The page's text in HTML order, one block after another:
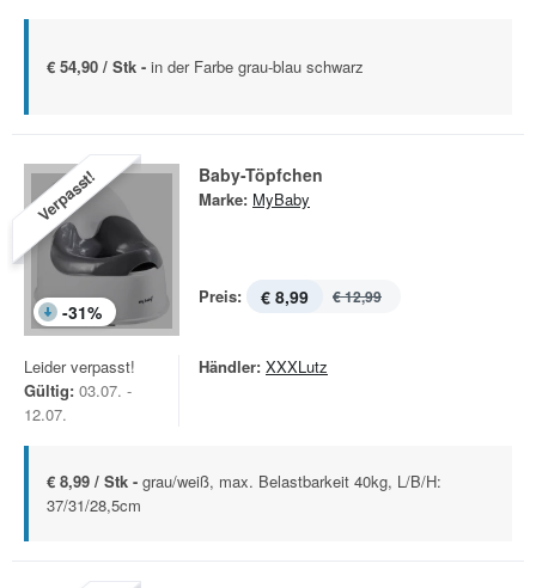
€ 54,90 / Stk - in der Farbe grau-blau schwarz
Verpasst!
-31%
Baby-Töpfchen
Marke: MyBaby
Preis: € 8,99 € 12,99
Leider verpasst!
Gültig: 03.07. -
12.07.
Händler: XXXLutz
€ 8,99 / Stk - grau/weiß, max. Belastbarkeit 40kg, L/B/H:
37/31/28,5cm